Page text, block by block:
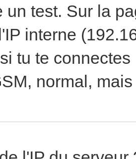
un test. Sur la
interne
tu te
normal,